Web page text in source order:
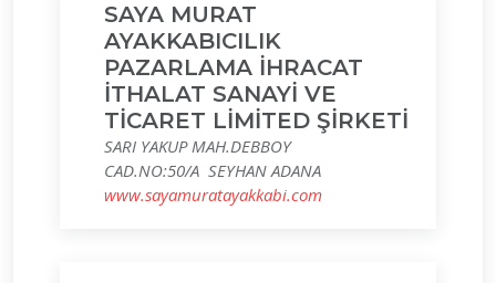
SAYA MURAT
AYAKKABICILIK
PAZARLAMA İHRACAT
İTHALAT SANAYİ VE
TİCARET LİMİTED ŞİRKETİ
SARI YAKUP MAH.DEBBOY
CAD.NO:50/A SEYHAN ADANA
www.sayamuratayakkabi.com